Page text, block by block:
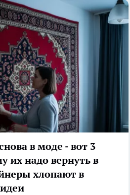
в моде - вот 3
их надо вернуть в
хлопают в